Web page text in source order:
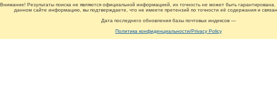
Внимание! Результаты поиска не являются официальной информацией, их точность не может быть гарантирована.
данном сайте информацию, вы подтверждаете, что не имеете претензий по точности её содержания и
Дата последнего обновления базы почтовых индексов —
Политика конфиденциальности/Privacy Policy